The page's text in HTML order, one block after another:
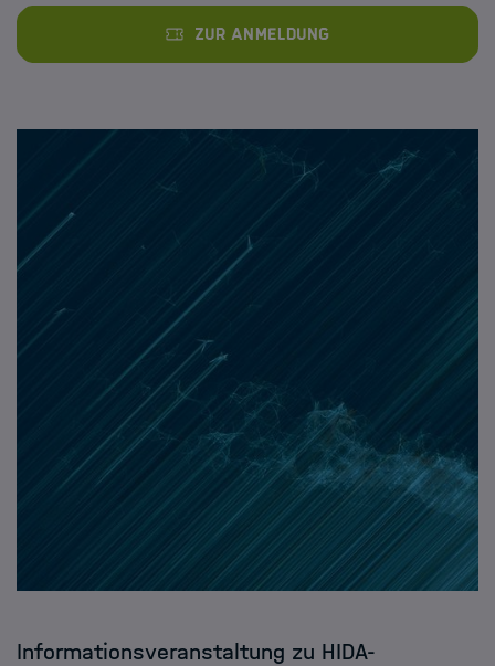
Zur Anmeldung
Informationsveranstaltung zu HIDA-